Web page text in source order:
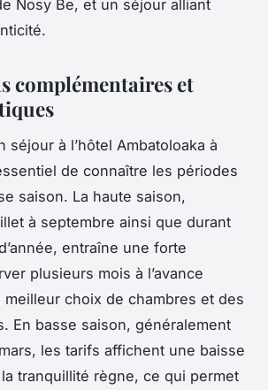
Nosy Be, et un séjour alliant
complémentaires et
séjour à l’hôtel Ambatoloaka à
de connaître les périodes
saison. La haute saison,
à septembre ainsi que durant
entraîne une forte
plusieurs mois à l’avance
meilleur choix de chambres et des
En basse saison, généralement
les tarifs affichent une baisse
tranquillité règne, ce qui permet